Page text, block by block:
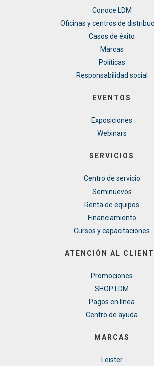
Conoce LDM
Oficinas y centros de
Casos de éxito
Marcas
Políticas
Responsabilidad social
EVENTOS
Exposiciones
Webinars
SERVICIOS
Centro de servicio
Seminuevos
Renta de equipos
Financiamiento
Cursos y capacitaciones
ATENCIÓN AL
Promociones
SHOP LDM
Pagos en línea
Centro de ayuda
MARCAS
Leister